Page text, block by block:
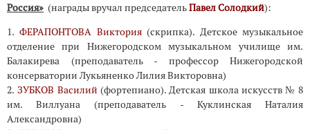
Россия» (награды вручал председательПавел Солодкий):
1.ФЕРАПОНТОВА Виктория(скрипка). Детское музыкальное
отделение при Нижегородском музыкальном училище им.
Балакирева (преподаватель - профессор Нижегородской
консерватории Лукьяненко Лилия Викторовна)
2.ЗУБКОВ Василий (фортепиано). Детская школа искусств № 8
им. Виллуана (преподаватель - Куклинская Наталия
Александровна)